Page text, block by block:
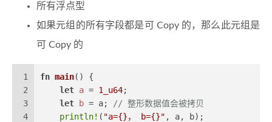
所有浮点型
如果元组的所有字段都是可 Copy 的，那么此元组是
可 Copy 的
1
2
3
4
fn main() {
let a = 1_u64;
let
b = a;
// 整形数据值会被拷贝
println! ( "a={}， b={}" , a, b);